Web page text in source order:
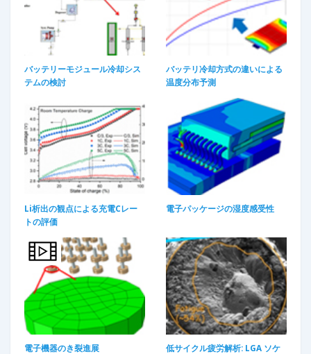
バッテリーモジュール冷却シス
テムの検討
バッテリ冷却方式の違いによる
温度分布予測
Li析出の観点による充電Cレー
トの評価​
電子パッケージの湿度感受性​
電子機器のき裂進展​
低サイクル疲労解析: LGA ソケ